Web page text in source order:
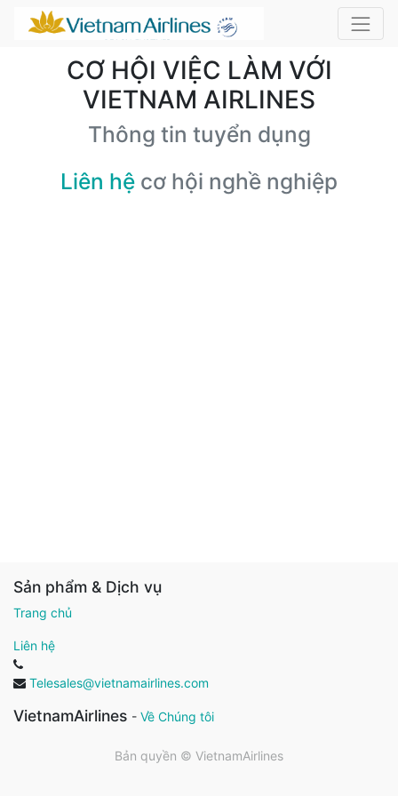
CƠ HỘI VIỆC LÀM VỚI
VIETNAM AIRLINES
Thông tin tuyển dụng
Liên hệ cơ hội nghề nghiệp
Sản phẩm & Dịch vụ
Trang chủ
Liên hệ
Telesales@vietnamairlines.com
VietnamAirlines - Về Chúng tôi
Bản quyền © VietnamAirlines